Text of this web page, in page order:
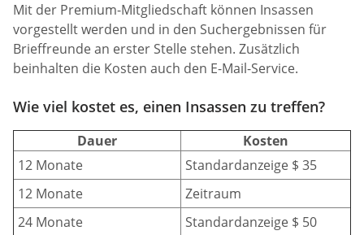
Mit der Premium-Mitgliedschaft können Insassen
vorgestellt werden und in den Suchergebnissen für
Brieffreunde an erster Stelle stehen. Zusätzlich
beinhalten die Kosten auch den E-Mail-Service.
Wie viel kostet es, einen Insassen zu treffen?
Dauer
Kosten
12 Monate
Standardanzeige $ 35
12 Monate
Zeitraum
24 Monate
Standardanzeige $ 50